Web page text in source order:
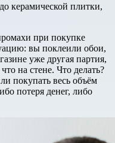
керамической плитки,
при покупке
вы поклеили обои,
уже другая партия,
на стене. Что делать?
покупать весь объём
потеря денег, либо